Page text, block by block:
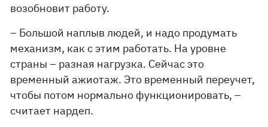
возобновит работу.
– Большой наплыв людей, и надо продумать
механизм, как с этим работать. На уровне
страны – разная нагрузка. Сейчас это
временный ажиотаж. Это временный переучет,
чтобы потом нормально функционировать, –
считает нардеп.